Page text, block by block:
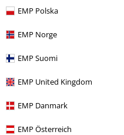
EMP Polska
EMP Norge
EMP Suomi
EMP United Kingdom
EMP Danmark
EMP Österreich